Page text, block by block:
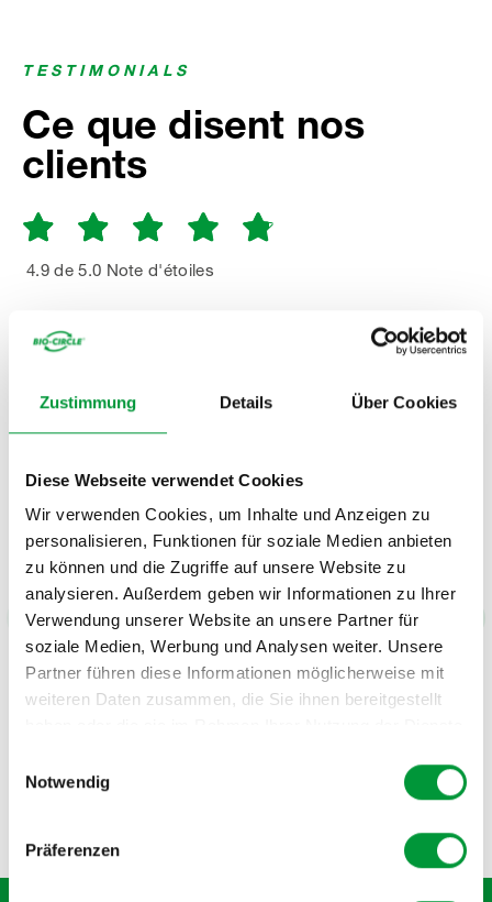
Zustimmung Details Über Cookies
Diese Webseite verwendet Cookies
Wir verwenden Cookies, um Inhalte und Anzeigen zu
personalisieren, Funktionen für soziale Medien anbieten
zu können und die Zugriffe auf unsere Website zu
analysieren. Außerdem geben wir Informationen zu Ihrer
Verwendung unserer Website an unsere Partner für
soziale Medien, Werbung und Analysen weiter. Unsere
Partner führen diese Informationen möglicherweise mit
weiteren Daten zusammen, die Sie ihnen bereitgestellt
Notwendig
Präferenzen
TESTIMONIALS
Ce que disent nos
clients
4.9 de 5.0 Note d'étoiles
TOUTES LES ÉVALUATIONS
nous une étape majeure vers des méthodes de
travail plus écologiques, plus respectueuses de
l’environnement et plus durables.
Reto Brunner
Matériel roulant, sécurité / qualité,
Chemins de fer rhétiques (RhB)
1
of